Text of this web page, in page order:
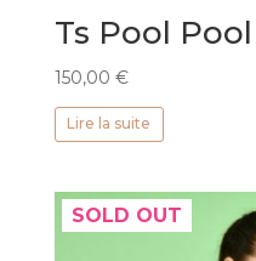
Ts Pool
150,00 €
Lire la suite
SOLD OUT